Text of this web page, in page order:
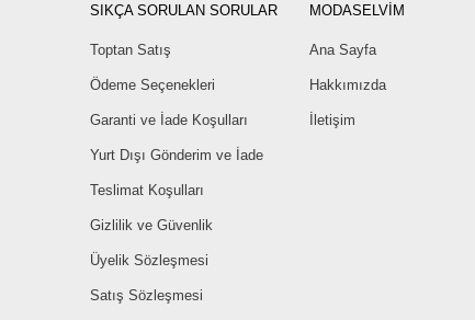
SIKÇA SORULAN SORULAR
Toptan Satış
Ödeme Seçenekleri
Garanti ve İade Koşulları
Yurt Dışı Gönderim ve İade
Teslimat Koşulları
Gizlilik ve Güvenlik
Üyelik Sözleşmesi
Satış Sözleşmesi
MODASELVİM
Ana Sayfa
Hakkımızda
İletişim